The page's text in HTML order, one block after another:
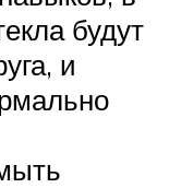
будут
и